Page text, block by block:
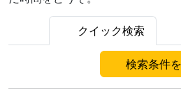
クイック検索
検索条件